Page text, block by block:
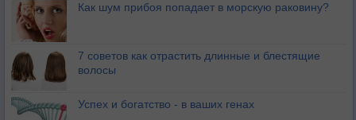
Как шум прибоя попадает в морскую раковину?
7 советов как отрастить длинные и блестящие
волосы
Успех и богатство - в ваших генах